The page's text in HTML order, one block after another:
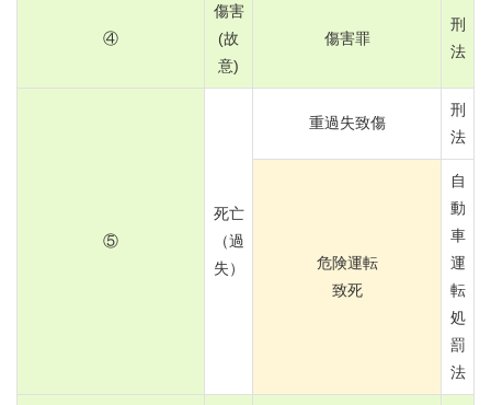
④
傷害
(故
意)
傷害罪
刑
法
⑤
死亡
（過
失）
重過失致傷
刑
法
危険運転
致死
自
動
車
運
転
処
罰
法